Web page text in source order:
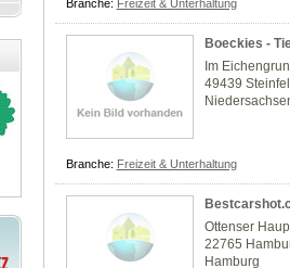
Branche: Freizeit & Unterhaltung
Boeckies -
Im
49439
Branche: Freizeit & Unterhaltung
Ottenser
22765
Hamburg